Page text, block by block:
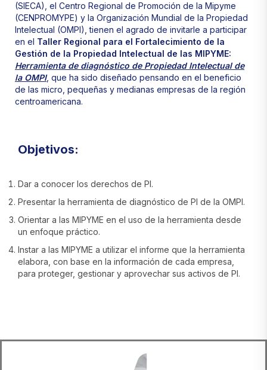
(SIECA), el Centro Regional de Promoción de la Mipyme
(CENPROMYPE) y la Organización Mundial de la Propiedad
Intelectual (OMPI), tienen el agrado de invitarle a participar
en el Taller Regional para el Fortalecimiento de la
Gestión de la Propiedad Intelectual de las MIPYME:
Herramienta de diagnóstico de Propiedad Intelectual de
la OMPI, que ha sido diseñado pensando en el beneficio
de las micro, pequeñas y medianas empresas de la región
centroamericana.
Objetivos:
Dar a conocer los derechos de PI.
Presentar la herramienta de diagnóstico de PI de la OMPI.
Orientar a las MIPYME en el uso de la herramienta desde
un enfoque práctico.
Instar a las MIPYME a utilizar el informe que la herramienta
elabora, con base en la información de cada empresa,
para proteger, gestionar y aprovechar sus activos de PI.